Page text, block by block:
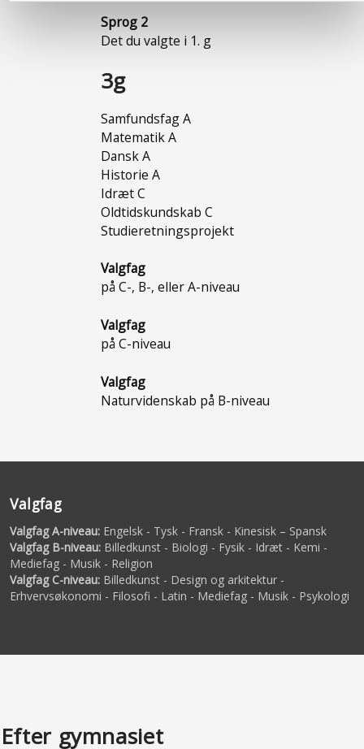
Sprog 2
Det du valgte i 1. g
3g
Samfundsfag A
Matematik A
Dansk A
Historie A
Idræt C
Oldtidskundskab C
Studieretningsprojekt
Valgfag
på C-, B-, eller A-niveau
Valgfag
på C-niveau
Valgfag
Naturvidenskab på B-niveau
Valgfag
Valgfag A-niveau: Engelsk - Tysk - Fransk - Kinesisk – Spansk
Valgfag B-niveau: Billedkunst - Biologi - Fysik - Idræt - Kemi -
Mediefag - Musik - Religion
Valgfag C-niveau: Billedkunst - Design og arkitektur -
Erhvervsøkonomi - Filosofi - Latin - Mediefag - Musik - Psykologi
Efter gymnasiet